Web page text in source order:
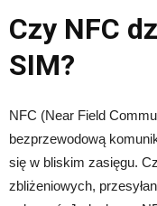
Czy NFC
SIM?
NFC (Near Field
bezprzewodową
się w bliskim zasięgu.
zbliżeniowych,